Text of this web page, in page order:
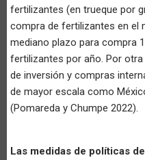
fertilizantes (en trueque por
compra de fertilizantes en el
mediano plazo para compra
fertilizantes por año. Por
de inversión y compras
de mayor escala como
(Pomareda y Chumpe 2022).
Las medidas de políticas